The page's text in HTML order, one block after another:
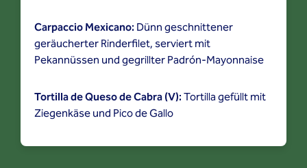
Carpaccio Mexicano: Dünn geschnittener
geräucherter Rinderfilet, serviert mit
Pekannüssen und gegrillter Padrón-Mayonnaise
Tortilla de Queso de Cabra (V):Tortilla gefüllt mit
Ziegenkäse und Pico de Gallo